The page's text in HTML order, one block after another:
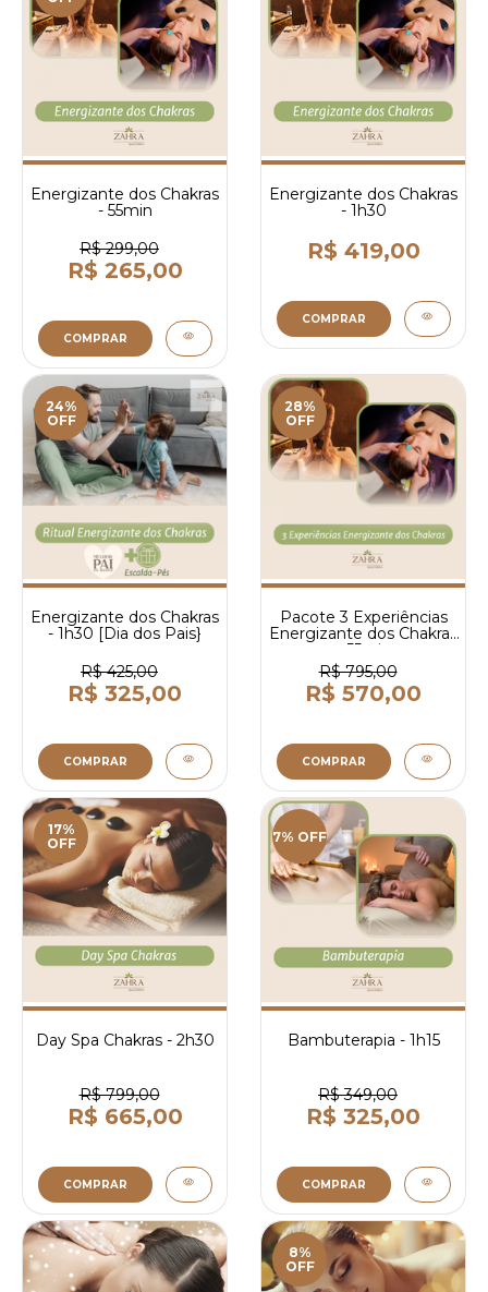
Energizante dos Chakras
- 55min
R$ 299,00
R$ 265,00
COMPRAR
Energizante dos Chakras
- 1h30
R$ 419,00
COMPRAR
24%
OFF
Energizante dos Chakras
- 1h30 [Dia dos Pais}
R$ 425,00
R$ 325,00
COMPRAR
28%
OFF
Pacote 3 Experiências
Energizante dos Chakras
- 55min
R$ 795,00
R$ 570,00
COMPRAR
17%
OFF
Day Spa Chakras - 2h30
R$ 799,00
R$ 665,00
COMPRAR
7% OFF
Bambuterapia - 1h15
R$ 349,00
R$ 325,00
COMPRAR
8%
OFF